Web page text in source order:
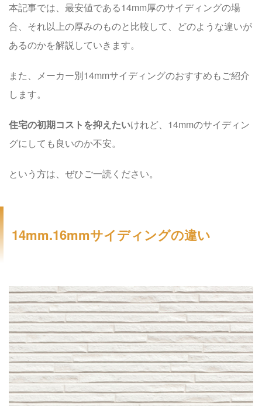
本記事では、最安値である14mm厚のサイディングの場
合、それ以上の厚みのものと比較して、どのような違いが
あるのかを解説していきます。
また、メーカー別14mmサイディングのおすすめもご紹介
します。
住宅の初期コストを抑えたいけれど、14mmのサイディン
グにしても良いのか不安。
という方は、ぜひご一読ください。
14mm.16mmサイディングの違い